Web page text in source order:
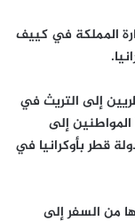
المملكة في كييف
إلى التريث في
المواطنين إلى
قطر بأوكرانيا في
من السفر إلى